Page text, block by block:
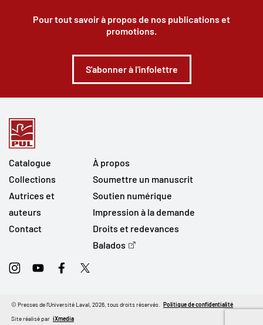
Pour tout savoir à propos de nos publications et
promotions.
S'abonner à l'infolettre
Catalogue
Collections
Autrices et
auteurs
Contact
À propos
Soumettre un manuscrit
Soutien numérique
Impression à la demande
Droits et redevances
Balados
InstagramYoutubeFacebookTwitter
Site réalisé par iXmedia
© Presses de l'Université Laval, 2026, tous droits réservés. Politique de confidentialité